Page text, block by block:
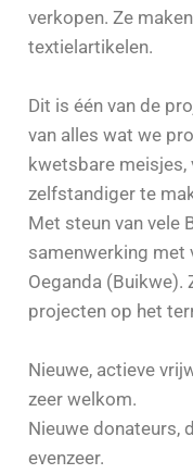
verkopen. Ze
textielartikelen.
Dit is één van de
van alles wat we
kwetsbare meisjes,
zelfstandiger te
Met steun van vele
samenwerking met
Oeganda (Buikwe).
projecten op het
Nieuwe, actieve
zeer welkom.
Nieuwe donateurs,
evenzeer.